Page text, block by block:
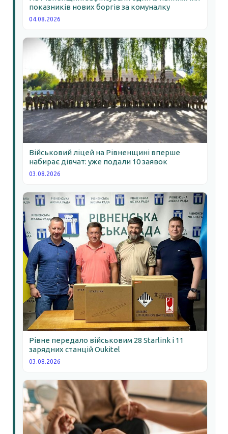
показників нових боргів за комуналку
04.08.2026
Військовий ліцей на Рівненщині вперше
набирає дівчат: уже подали 10 заявок
03.08.2026
Рівне передало військовим 28 Starlink і 11
зарядних станцій Oukitel
03.08.2026